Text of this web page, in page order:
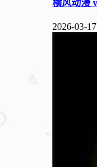
横风动漫
2026-03-17